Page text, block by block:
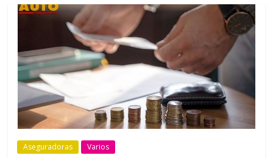
Aseguradoras Varios